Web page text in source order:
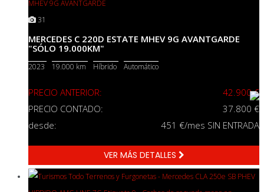
31
MERCEDES C 220D ESTATE MHEV 9G AVANTGARDE
"SÓLO 19.000KM"
2023 19.000 km Híbrido Automático
PRECIO ANTERIOR:
42.900 €
PRECIO CONTADO:
37.800 €
desde:
451 €/mes SIN ENTRADA
VER MÁS DETALLES